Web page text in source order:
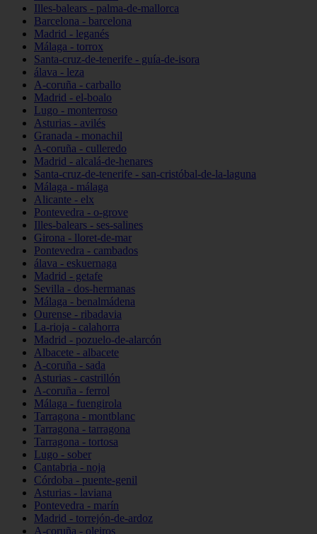
Illes-balears - palma-de-mallorca
Barcelona - barcelona
Madrid - leganés
Málaga - torrox
Santa-cruz-de-tenerife - guía-de-isora
álava - leza
A-coruña - carballo
Madrid - el-boalo
Lugo - monterroso
Asturias - avilés
Granada - monachil
A-coruña - culleredo
Madrid - alcalá-de-henares
Santa-cruz-de-tenerife - san-cristóbal-de-la-laguna
Málaga - málaga
Alicante - elx
Pontevedra - o-grove
Illes-balears - ses-salines
Girona - lloret-de-mar
Pontevedra - cambados
álava - eskuernaga
Madrid - getafe
Sevilla - dos-hermanas
Málaga - benalmádena
Ourense - ribadavia
La-rioja - calahorra
Madrid - pozuelo-de-alarcón
Albacete - albacete
A-coruña - sada
Asturias - castrillón
A-coruña - ferrol
Málaga - fuengirola
Tarragona - montblanc
Tarragona - tarragona
Tarragona - tortosa
Lugo - sober
Cantabria - noja
Córdoba - puente-genil
Asturias - laviana
Pontevedra - marín
Madrid - torrejón-de-ardoz
A-coruña - oleiros